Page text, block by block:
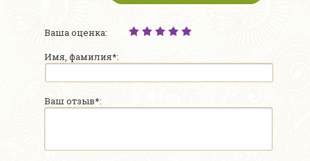
Ваша оценка:
Имя, фамилия*:
Ваш отзыв*: